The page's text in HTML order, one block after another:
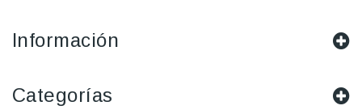
Información
Categorías